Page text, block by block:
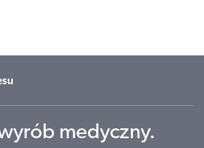
medyczny.